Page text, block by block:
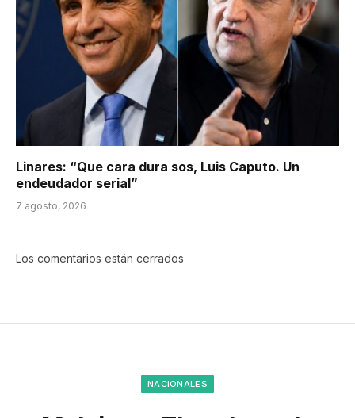
Linares: “Que cara dura sos, Luis Caputo. Un
endeudador serial”
7 agosto, 2026
Los comentarios están cerrados
NACIONALES